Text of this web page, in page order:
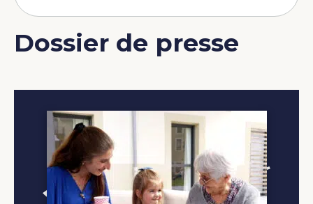
Dossier de presse